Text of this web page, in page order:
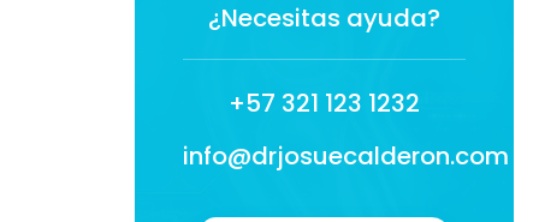
¿Necesitas ayuda?
+57 321 123 1232
info@drjosuecalderon.com